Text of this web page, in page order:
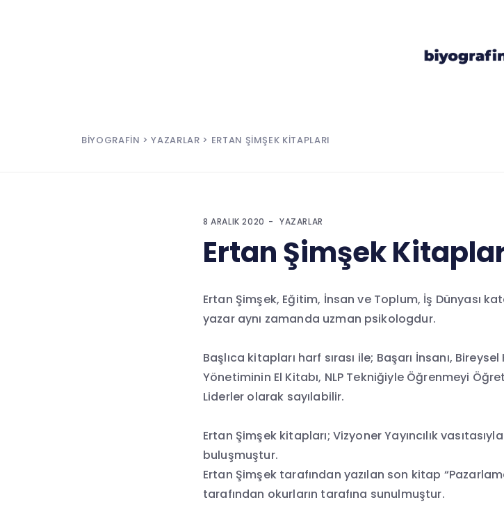
BIYOGRAFIN >YAZARLAR > ERTAN ŞIMŞEK KITAPLARI
8 ARALIK 2020 YAZARLAR
Ertan Şimşek
Ertan Şimşek, Eğitim, İnsan ve Toplum, İş Dünyası
yazar aynı zamanda uzman psikologdur.
Başlıca kitapları harf sırası ile; Başarı İnsanı,
Yönetiminin El Kitabı, NLP Tekniğiyle Öğrenmeyi
Liderler olarak sayılabilir.
Ertan Şimşek kitapları; Vizyoner Yayıncılık
buluşmuştur.
Ertan Şimşek tarafından yazılan son kitap
tarafından okurların tarafına sunulmuştur.